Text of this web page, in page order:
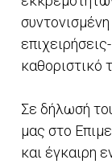
καθοριστικό
Σε δήλωσή
μας στο
και έγκαιρη